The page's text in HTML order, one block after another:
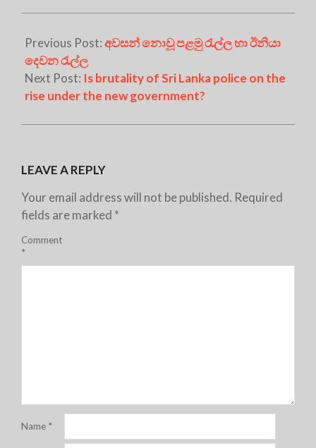
Previous Post:අවසන් නොවූ පළමු රැල්ල හා ඊනියා
දෙවන රැල්ල
Next Post: Is brutality of Sri Lanka police on the
rise under the new government?
LEAVE A REPLY
Your email address will not be published. Required
fields are marked *
Comment
*
Name *